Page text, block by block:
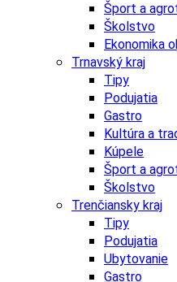
Šport a
Školstvo
Ekonomika
Trnavský kraj
Tipy
Podujatia
Gastro
Kultúra a
Kúpele
Šport a
Školstvo
Trenčiansky kraj
Tipy
Podujatia
Ubytovanie
Gastro